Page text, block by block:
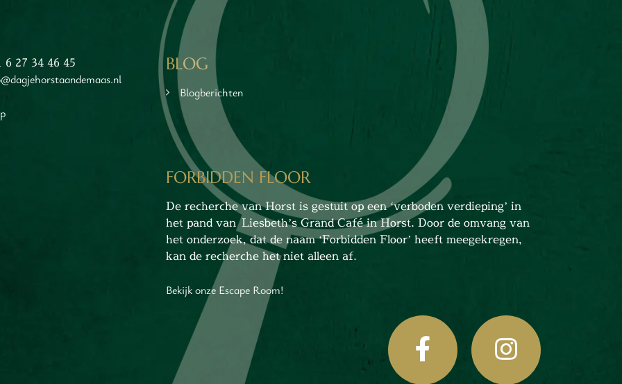
6 27 34 46 45
BLOG
Blogberichten
FORBIDDEN FLOOR
De recherche van Horst is gestuit op een ‘verboden verdieping’ in
het pand van Liesbeth’s Grand Café in Horst. Door de omvang van
het onderzoek, dat de naam ‘Forbidden Floor’ heeft meegekregen,
kan de recherche het niet alleen af.
Bekijk onze Escape Room!